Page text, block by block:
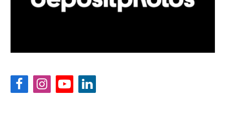
FacebookInstagramYouTubeLinkedIn